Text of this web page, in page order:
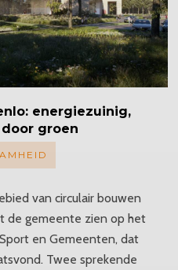
energiezuinig,
groen
van circulair bouwen
de gemeente zien op het
en Gemeenten, dat
Twee sprekende